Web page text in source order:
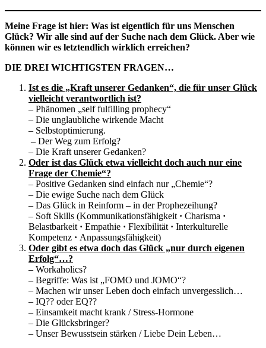
Meine Frage ist hier: Was ist eigentlich für uns Menschen
Glück? Wir alle sind auf der Suche nach dem Glück. Aber wie
können wir es letztendlich wirklich erreichen?
DIE DREI WICHTIGSTEN FRAGEN…
Ist es die „Kraft unserer Gedanken“, die für unser Glück
vielleicht verantwortlich ist?
– Phänomen „self fulfilling prophecy“
– Die unglaubliche wirkende Macht
– Selbstoptimierung.
– Der Weg zum Erfolg?
– Die Kraft unserer Gedanken?
Oder ist das Glück etwa vielleicht doch auch nur eine
Frage der Chemie“?
– Positive Gedanken sind einfach nur „Chemie“?
– Die ewige Suche nach dem Glück
– Das Glück in Reinform – in der Prophezeihung?
– Soft Skills (Kommunikationsfähigkeit· Charisma ·
Belastbarkeit· Empathie · Flexibilität· Interkulturelle
Kompetenz · Anpassungsfähigkeit)
Oder gibt es etwa doch das Glück „nur durch eigenen
Erfolg“…?
– Workaholics?
– Begriffe: Was ist „FOMO und JOMO“?
– Machen wir unser Leben doch einfach unvergesslich…
– IQ?? oder EQ??
– Einsamkeit macht krank / Stress-Hormone
– Die Glücksbringer?
– Unser Bewusstsein stärken / Liebe Dein Leben…